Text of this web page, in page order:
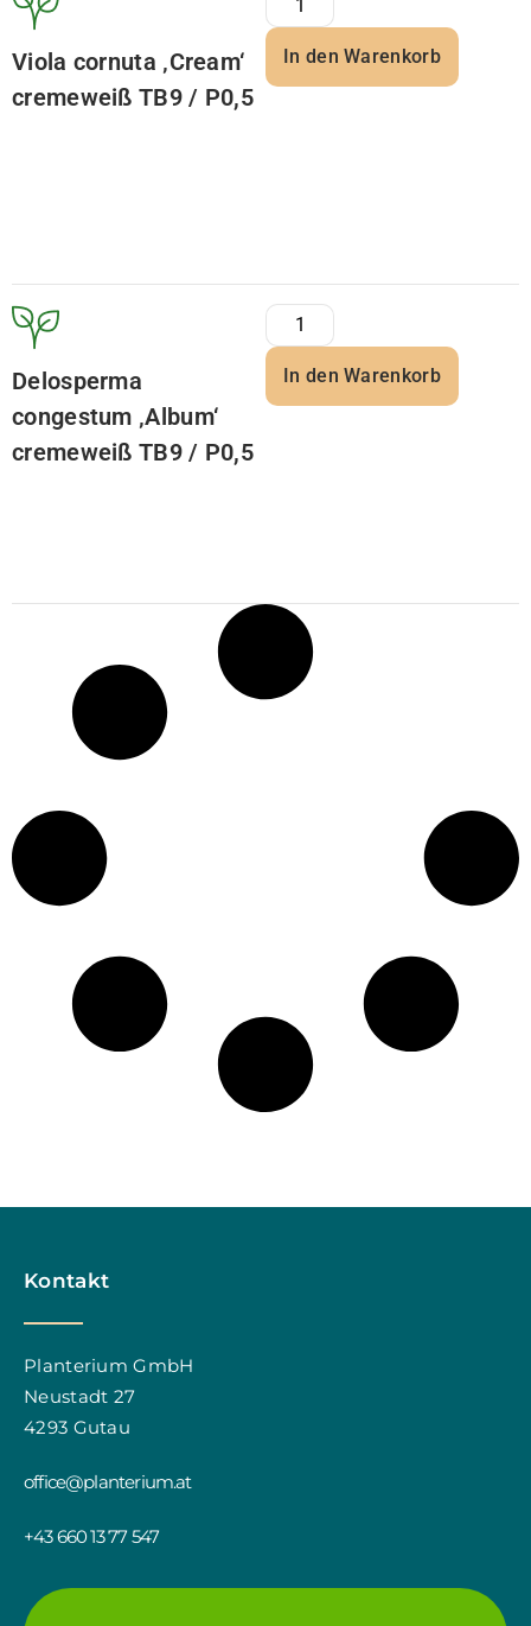
Viola cornuta ‚Cream‘
cremeweiß TB9 / P0,5
In den Warenkorb
Delosperma
congestum ‚Album‘
cremeweiß TB9 / P0,5
In den Warenkorb
Kontakt
Planterium GmbH
Neustadt 27
4293 Gutau
office@planterium.at
+43 660 13 77 547